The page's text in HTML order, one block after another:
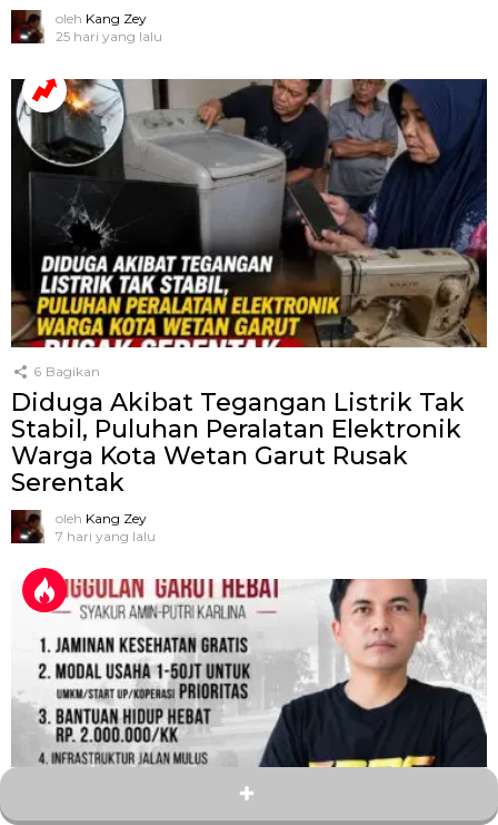
oleh Kang Zey
25 hari yang lalu
6 Bagikan
Diduga Akibat Tegangan Listrik Tak
Stabil, Puluhan Peralatan Elektronik
Warga Kota Wetan Garut Rusak
Serentak
oleh Kang Zey
7 hari yang lalu